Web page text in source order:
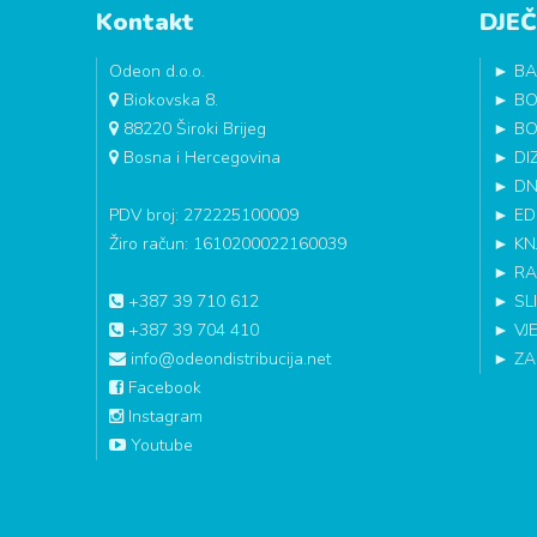
Kontakt
Odeon d.o.o.
Biokovska 8.
88220 Široki Brijeg
Bosna i Hercegovina
PDV broj: 272225100009
Žiro račun: 1610200022160039
+387 39 710 612
+387 39 704 410
info@odeondistribucija.net
Facebook
Instagram
Youtube
►
►
►
►
►
►
►
►
►
►
►